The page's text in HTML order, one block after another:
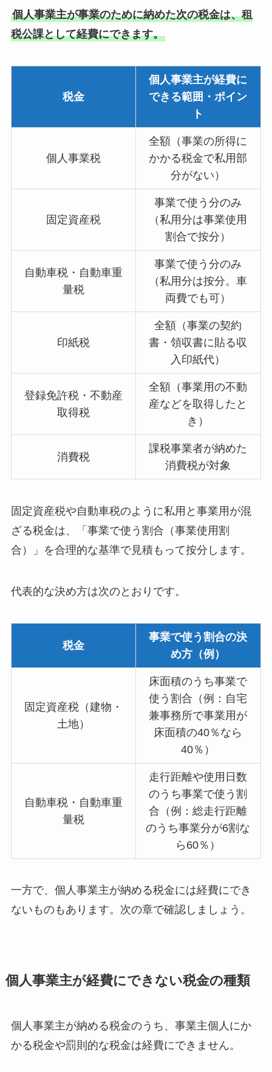
個人事業主が事業のために納めた次の税金は、租
税公課として経費にできます。
税金
個人事業主が経費に
できる範囲・ポイン
ト
個人事業税
全額（事業の所得に
かかる税金で私用部
分がない）
固定資産税
事業で使う分のみ
（私用分は事業使用
割合で按分）
自動車税・自動車重
量税
事業で使う分のみ
（私用分は按分。車
両費でも可）
印紙税
全額（事業の契約
書・領収書に貼る収
入印紙代）
登録免許税・不動産
取得税
全額（事業用の不動
産などを取得したと
き）
消費税
課税事業者が納めた
消費税が対象
固定資産税や自動車税のように私用と事業用が混
ざる税金は、「事業で使う割合（事業使用割
合）」を合理的な基準で見積もって按分します。
代表的な決め方は次のとおりです。
税金
事業で使う割合の決
め方（例）
固定資産税（建物・
土地）
床面積のうち事業で
使う割合（例：自宅
兼事務所で事業用が
床面積の40％なら
40％）
自動車税・自動車重
量税
走行距離や使用日数
のうち事業で使う割
合（例：総走行距離
のうち事業分が6割な
ら60％）
一方で、個人事業主が納める税金には経費にでき
ないものもあります。次の章で確認しましょう。
個人事業主が経費にできない税金の種類
個人事業主が納める税金のうち、事業主個人にか
かる税金や罰則的な税金は経費にできません。